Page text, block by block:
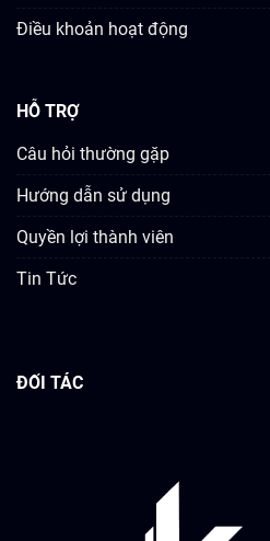
Điều khoản hoạt động
HỖ TRỢ
Câu hỏi thường gặp
Hướng dẫn sử dụng
Quyền lợi thành viên
Tin Tức
ĐỐI TÁC